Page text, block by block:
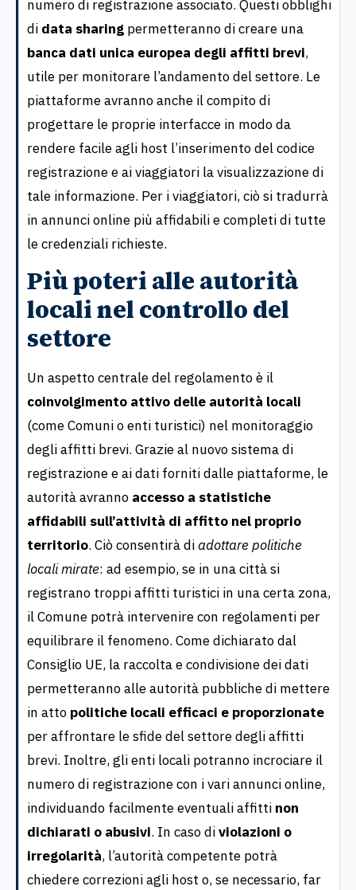
numero di registrazione associato. Questi obblighi
di data sharing permetteranno di creare una
banca dati unica europea degli affitti brevi,
utile per monitorare l’andamento del settore. Le
piattaforme avranno anche il compito di
progettare le proprie interfacce in modo da
rendere facile agli host l’inserimento del codice
registrazione e ai viaggiatori la visualizzazione di
tale informazione. Per i viaggiatori, ciò si tradurrà
in annunci online più affidabili e completi di tutte
le credenziali richieste.
Più poteri alle autorità
locali nel controllo del
settore
Un aspetto centrale del regolamento è il
coinvolgimento attivo delle autorità locali
(come Comuni o enti turistici) nel monitoraggio
degli affitti brevi. Grazie al nuovo sistema di
registrazione e ai dati forniti dalle piattaforme, le
autorità avranno accesso a statistiche
affidabili sull’attività di affitto nel proprio
territorio. Ciò consentirà diadottare politiche
locali mirate: ad esempio, se in una città si
registrano troppi affitti turistici in una certa zona,
il Comune potrà intervenire con regolamenti per
equilibrare il fenomeno. Come dichiarato dal
Consiglio UE, la raccolta e condivisione dei dati
permetteranno alle autorità pubbliche di mettere
in atto politiche locali efficaci e proporzionate
per affrontare le sfide del settore degli affitti
brevi. Inoltre, gli enti locali potranno incrociare il
numero di registrazione con i vari annunci online,
individuando facilmente eventuali affitti non
dichiarati o abusivi. In caso diviolazioni o
irregolarità, l’autorità competente potrà
chiedere correzioni agli host o, se necessario, far